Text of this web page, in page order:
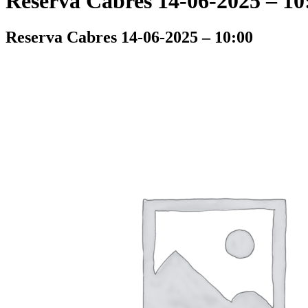
Reserva Cabres 14-06-2025 – 10:00